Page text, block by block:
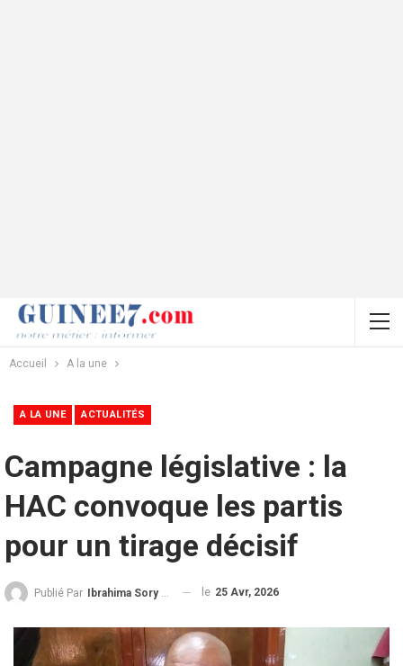
Accueil A la une
A LA UNE ACTUALITÉS
Campagne législative : la
HAC convoque les partis
pour un tirage décisif
Publié Par Ibrahima Sory Diallo le 25 Avr, 2026